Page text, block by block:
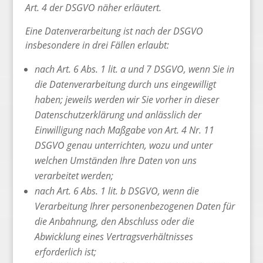
Art. 4 der DSGVO näher erläutert.
Eine Datenverarbeitung ist nach der DSGVO
insbesondere in drei Fällen erlaubt:
nach Art. 6 Abs. 1 lit. a und 7 DSGVO, wenn Sie in
die Datenverarbeitung durch uns eingewilligt
haben; jeweils werden wir Sie vorher in dieser
Datenschutzerklärung und anlässlich der
Einwilligung nach Maßgabe von Art. 4 Nr. 11
DSGVO genau unterrichten, wozu und unter
welchen Umständen Ihre Daten von uns
verarbeitet werden;
nach Art. 6 Abs. 1 lit. b DSGVO, wenn die
Verarbeitung Ihrer personenbezogenen Daten für
die Anbahnung, den Abschluss oder die
Abwicklung eines Vertragsverhältnisses
erforderlich ist;